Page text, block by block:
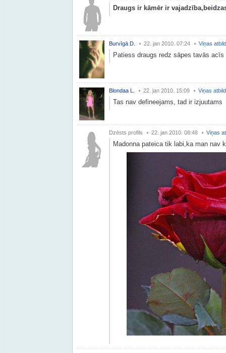
Draugs ir kāmēr ir
Burvīgā D. 22. jan 2010. 07:24 Viņas
Patiess draugs redz sāpes tavās
Blondaa L. 22. jan 2010. 15:09 Viņas
Tas nav defineejams, tad ir izjuutams
Dzēsts profils 22. jan 2010. 08:48 Viņas
Madonna pateica tik labi,ka man nav